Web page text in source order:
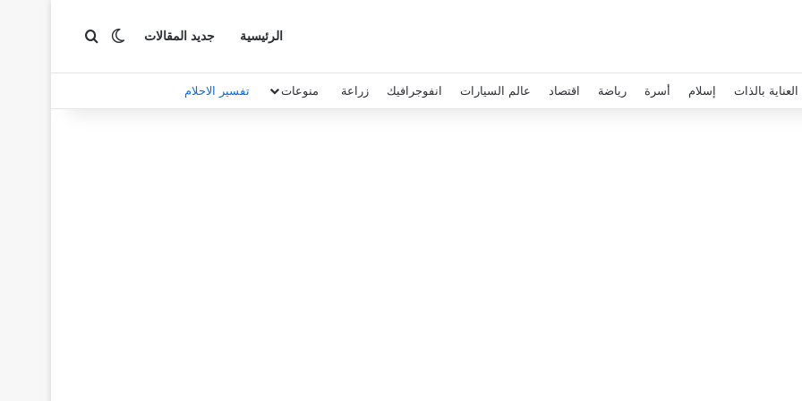
الرئيسية جديد المقالات الوضع المظلم
بحث عن
العناية بالذات إسلام أسرة رياضة اقتصاد عالم السيارات انفوجرافيك زراعة منوعات تفسير الاحلام